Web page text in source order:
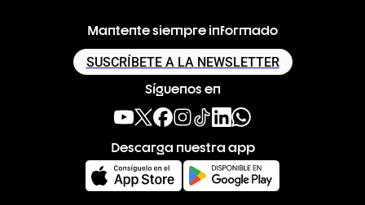
Mantente siempre informado
SUSCRÍBETE A LA NEWSLETTER
Síguenos en
Descarga nuestra app